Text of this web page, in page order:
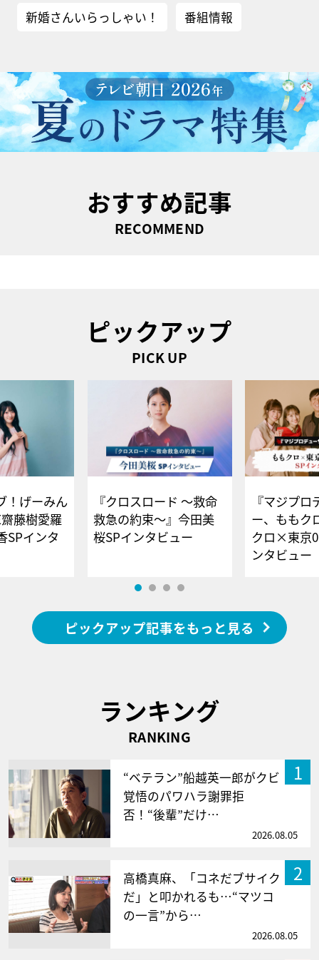
新婚さんいらっしゃい！ 番組情報
おすすめ記事
RECOMMEND
ピックアップ
PICK UP
！げーみん
藤樹愛羅
SPインタ
『クロスロード ～救命
救急の約束～』今田美
桜SPインタビュー
『マジプロ
ー、ももク
クロ×東京
ンタビュー
ピックアップ記事をもっと見る
ランキング
RANKING
1
“ベテラン”船越英一郎がクビ
覚悟のパワハラ謝罪拒
否！“後輩”だけ…
2026.08.05
2
高橋真麻、「コネだブサイク
だ」と叩かれるも…“マツコ
の一言”から…
2026.08.05